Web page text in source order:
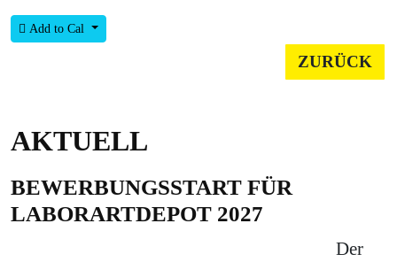
Add to Cal
ZURÜCK
AKTUELL
BEWERBUNGSSTART FÜR
LABORARTDEPOT 2027
Der